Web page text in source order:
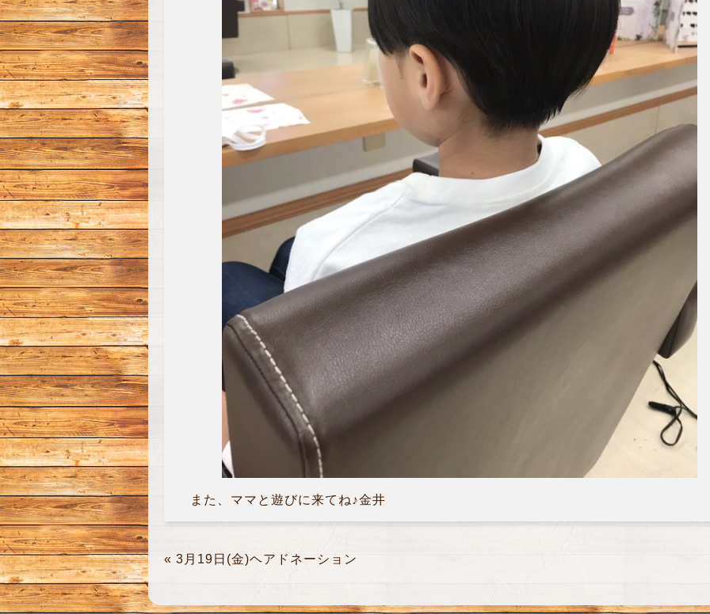
また、ママと遊びに来てね♪金井
« 3月19日(金)ヘアドネーション